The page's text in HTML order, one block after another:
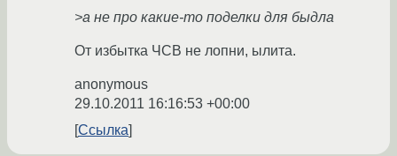
>а не про какие-то поделки для быдла
От избытка ЧСВ не лопни, ылита.
anonymous
29.10.2011 16:16:53 +00:00
Ссылка